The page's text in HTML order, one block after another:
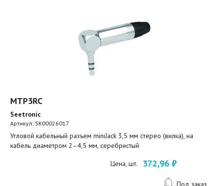
MTP3RC
Seetronic
Артикул: SK00026017
Угловой кабельный разъем miniJack 3,5 мм стерео (вилка), на
кабель диаметром 2–4,5 мм, серебристый
Цена, шт. 372,96 ₽
Под заказ